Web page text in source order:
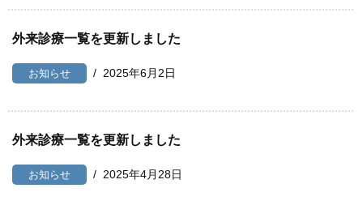
外来診療一覧を更新しました
お知らせ 2025年6月2日
外来診療一覧を更新しました
お知らせ 2025年4月28日